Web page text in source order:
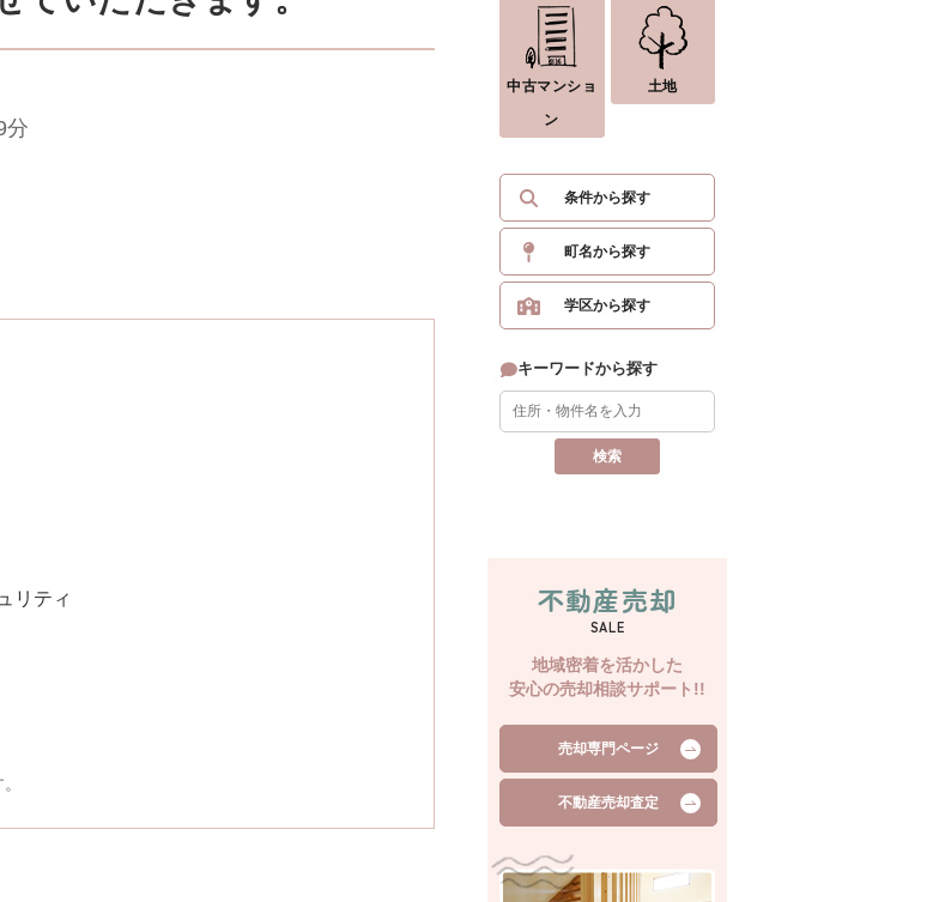
分
リティ
中古マンショ
ン
土地
条件から探す
町名から探す
学区から探す
キーワードから探す
不動産売却
SALE
地域密着を活かした
安心の売却相談サポート!!
売却専門ページ
不動産売却査定